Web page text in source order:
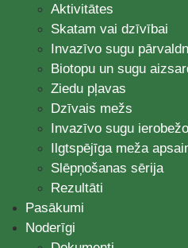
Aktivitātes
Skatam vai dzīvībai
Invazīvo sugu
Biotopu un sugu
Ziedu pļavas
Dzīvais mežs
Invazīvo sugu
Ilgtspējīga meža
Slēpņošanas sērija
Rezultāti
Pasākumi
Noderīgi